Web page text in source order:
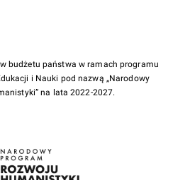
budżetu państwa w ramach programu
i Nauki pod nazwą „Narodowy
na lata 2022-2027.